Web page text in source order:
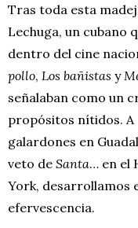
Tras toda esta
Lechuga, un cubano
dentro del cine
pollo, Los bañistas y
señalaban como un
propósitos nítidos. A
galardones en
veto de Santa… en el
York, desarrollamos
efervescencia.